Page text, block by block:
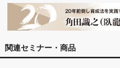
関連セミナー・商品